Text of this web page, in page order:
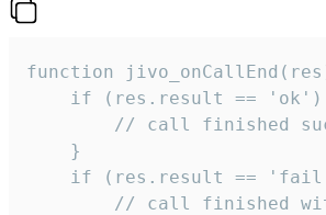
function
if (res.result == 'ok')
// call finished
    }
if (res.result ==
// call finished